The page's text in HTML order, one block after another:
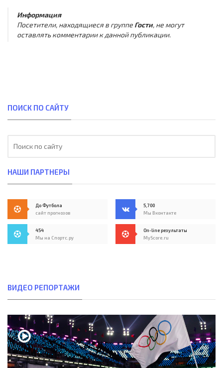
Информация
Посетители, находящиеся в группе Гости, не могут
оставлять комментарии к данной публикации.
ПОИСК ПО САЙТУ
НАШИ ПАРТНЕРЫ
До Футбола
сайт прогнозов
5,700
Мы Вконтакте
454
Мы на Спортс.ру
On-line результаты
MyScore.ru
ВИДЕО РЕПОРТАЖИ